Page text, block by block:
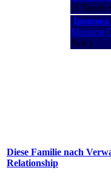
(1 Taxon
Ipomoea
Morning
Syn.)
Diese Familie nach
Relationship